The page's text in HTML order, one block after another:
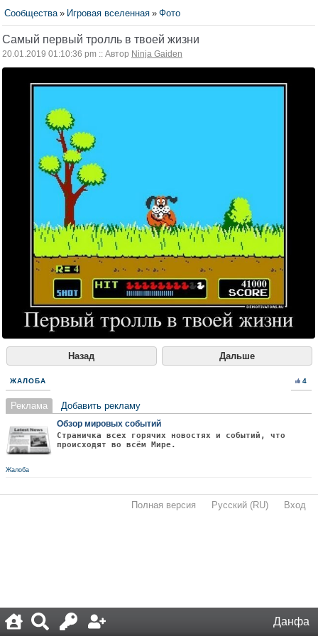
Данфа
Сообщества » Игровая вселенная » Фото
Самый первый тролль в твоей жизни
20.01.2019 01:10:36 pm :: Автор Ninja Gaiden
Назад Дальше
ЖАЛОБА 4
Реклама Добавить рекламу
Обзор мировых событий
Страничка всех горячих новостях и событий, что
происходят во всём Мире.
Жалоба
Полная версия Русский (RU) Вход